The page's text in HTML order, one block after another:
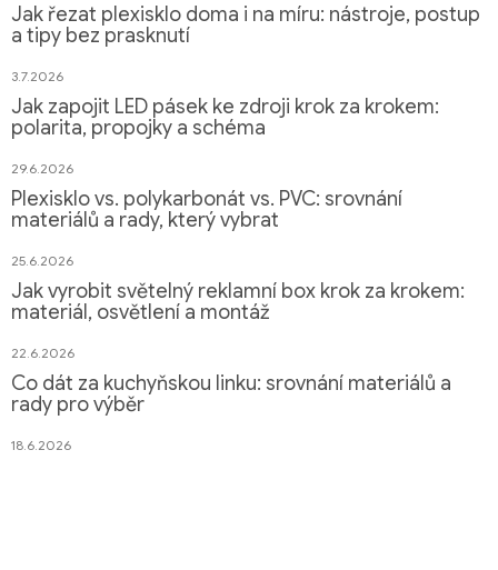
Jak řezat plexisklo doma i na míru: nástroje, postup
a tipy bez prasknutí
3.7.2026
Jak zapojit LED pásek ke zdroji krok za krokem:
polarita, propojky a schéma
29.6.2026
Plexisklo vs. polykarbonát vs. PVC: srovnání
materiálů a rady, který vybrat
25.6.2026
Jak vyrobit světelný reklamní box krok za krokem:
materiál, osvětlení a montáž
22.6.2026
Co dát za kuchyňskou linku: srovnání materiálů a
rady pro výběr
18.6.2026